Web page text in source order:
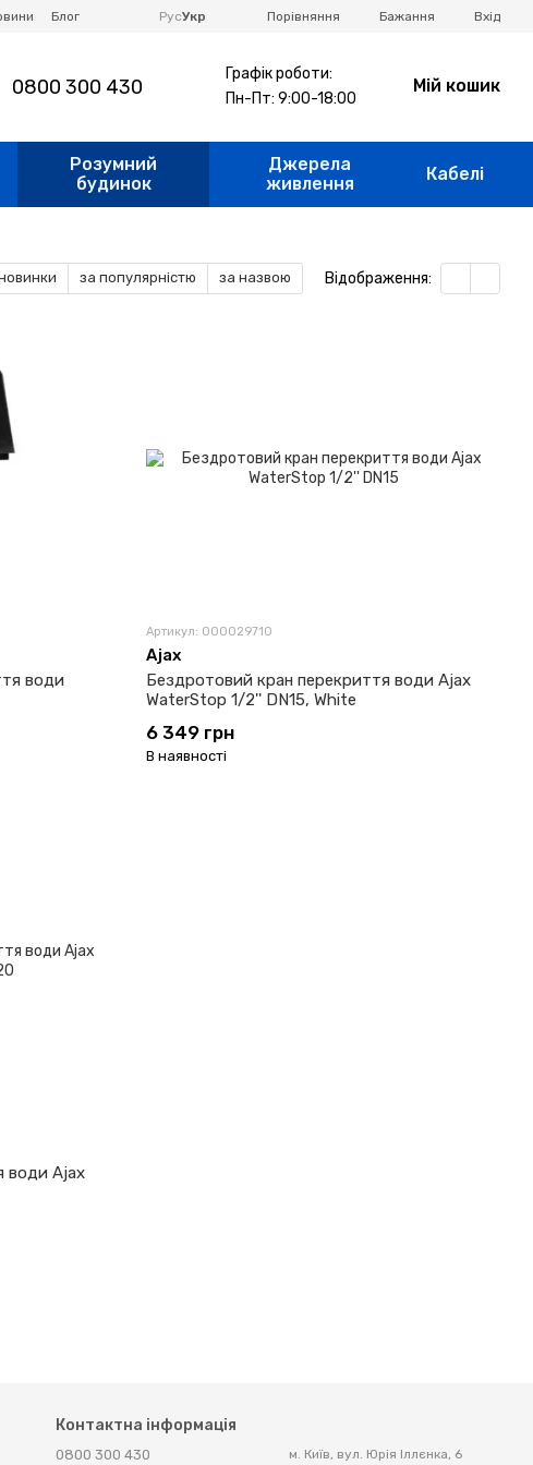
Блог РусУкр Порівняння Бажання Вхід
0800 300 430
Графік роботи:
Пн-Пт: 9:00-18:00
Мій кошик
Розумний
будинок
Джерела
живлення
Кабелі
за популярністю за назвою Відображення:
води
Артикул: 000029710
Ajax
Бездротовий кран перекриття води Ajax
WaterStop 1/2'' DN15, White
6 349 грн
В наявності
води Ajax
Контактна інформація
0800 300 430 м. Київ, вул. Юрія Іллєнка, 6